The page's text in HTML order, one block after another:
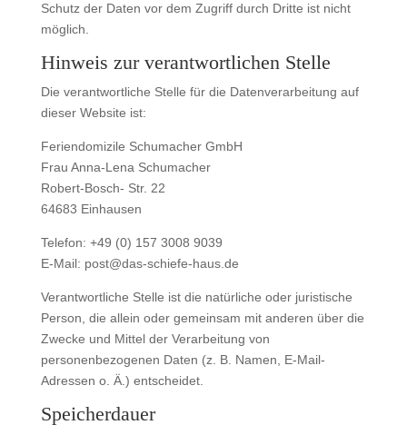
Schutz der Daten vor dem Zugriff durch Dritte ist nicht
möglich.
Hinweis zur verantwortlichen Stelle
Die verantwortliche Stelle für die Datenverarbeitung auf
dieser Website ist:
Feriendomizile Schumacher GmbH
Frau Anna-Lena Schumacher
Robert-Bosch- Str. 22
64683 Einhausen
Telefon: +49 (0) 157 3008 9039
E-Mail: post@das-schiefe-haus.de
Verantwortliche Stelle ist die natürliche oder juristische
Person, die allein oder gemeinsam mit anderen über die
Zwecke und Mittel der Verarbeitung von
personenbezogenen Daten (z. B. Namen, E-Mail-
Adressen o. Ä.) entscheidet.
Speicherdauer